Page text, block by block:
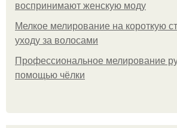
воспринимают женскую моду
Мелкое мелирование на короткую
уходу за волосами
Профессиональное мелирование
помощью чёлки